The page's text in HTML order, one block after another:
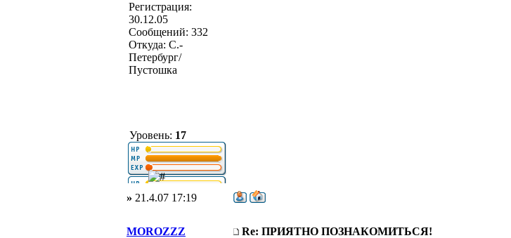
Регистрация:
30.12.05
Сообщений: 332
Откуда: С.-
Петербург/
Пустошка
Уровень: 17
» 21.4.07 17:19
MOROZZZ Re: ПРИЯТНО ПОЗНАКОМИТЬСЯ!